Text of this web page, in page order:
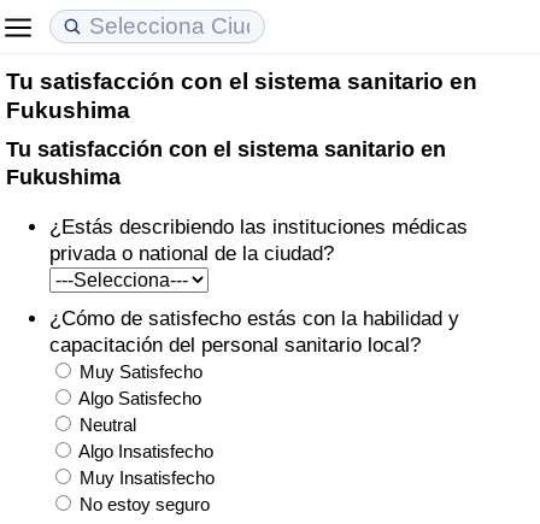
Tu satisfacción con el sistema sanitario en
Fukushima
Tu satisfacción con el sistema sanitario en
Fukushima
¿Estás describiendo las instituciones médicas
privada o national de la ciudad?
¿Cómo de satisfecho estás con la habilidad y
capacitación del personal sanitario local?
Muy Satisfecho
Algo Satisfecho
Neutral
Algo Insatisfecho
Muy Insatisfecho
No estoy seguro
Coste de vida
Índice de Costo de Vida (Actual)
Índice de Costo de Vida
Índice de costo de vida por país
en aqaba
Precios de las propiedades
Índice de Precios de Inmuebles (Actual)
Índice de Precios de Inmuebles
Índice de Precios de Inmuebles por País
Calidad de Vida
Índice de Calidad de Vida
Índice de Calidad de Vida (Actual)
Índice de calidad de vida por país
Delincuencia
Calificación del Índice de Criminalidad
(Actual)
Índice de Criminalidad